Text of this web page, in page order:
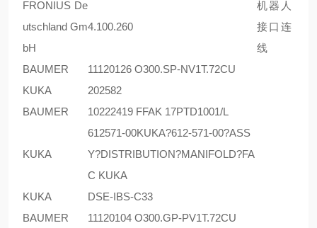
FRONIUS De
utschland Gm
bH
4.100.260
机器人
接口连
线
BAUMER
11120126 O300.SP-NV1T.72CU
KUKA
202582
BAUMER
10222419 FFAK 17PTD1001/L
KUKA
612571-00KUKA?612-571-00?ASS
Y?DISTRIBUTION?MANIFOLD?FA
C KUKA
KUKA
DSE-IBS-C33
BAUMER
11120104 O300.GP-PV1T.72CU